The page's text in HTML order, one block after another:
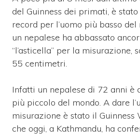
del Guinness dei primati, è
record per l’uomo più basso
un nepalese ha abbassato
“l’asticella” per la misurazione,
55 centimetri.
Infatti un nepalese di 72 anni è
più piccolo del mondo. A dare
misurazione è stato il Guinness
che oggi, a Kathmandu, ha